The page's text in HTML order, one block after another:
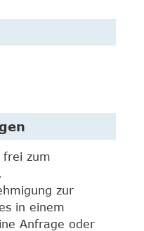
frei zum
zur
in einem
Anfrage oder